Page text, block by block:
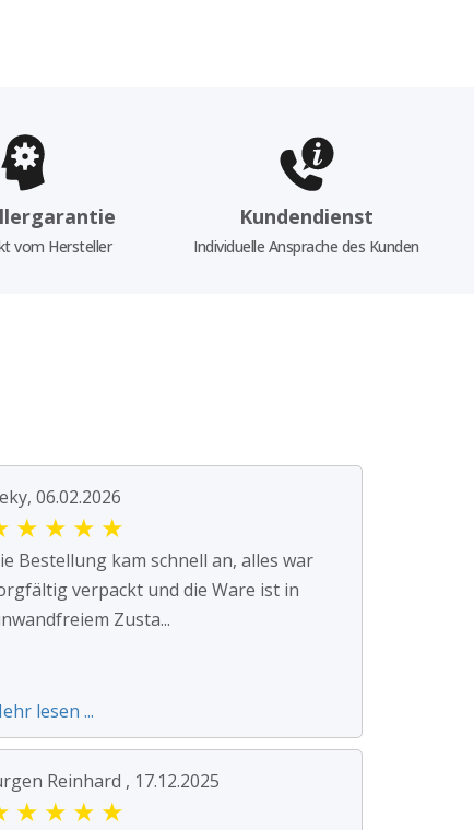
vom Hersteller
Kundendienst
Individuelle Ansprache des Kunden
06.02.2026
★ ★ ★ ★
Bestellung kam schnell an, alles war
verpackt und die Ware ist in
Zusta...
lesen ...
Reinhard , 17.12.2025
★ ★ ★ ★